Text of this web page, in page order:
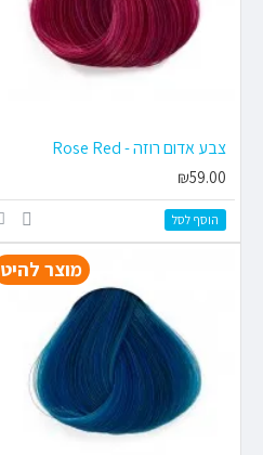
צבע אדום רוזה - Rose Red
₪59.00
הוסף לסל
מוצר להיט